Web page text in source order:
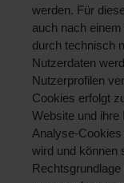
werden. Für
auch nach
durch technisch
Nutzerdaten
Nutzerprofilen
Cookies erfolgt
Website und ihre
Analyse-
wird und können